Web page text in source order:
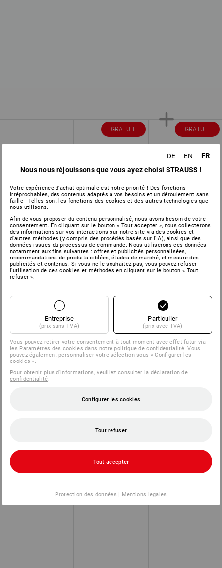
GRATUIT GRATUIT
DE EN FR
Nous nous réjouissons que vous ayez choisi STRAUSS !
Votre expérience d'achat optimale est notre priorité ! Des fonctions
irréprochables, des contenus adaptés à vos besoins et un déroulement sans
faille - Telles sont les fonctions des cookies et des autres technologies que
nous utilisons.
Afin de vous proposer du contenu personnalisé, nous avons besoin de votre
consentement. En cliquant sur le bouton « Tout accepter », nous collecterons
des informations sur vos interactions sur notre site via des cookies et
d'autres méthodes (y compris des procédés basés sur l'IA), ainsi que des
données issues du processus de commande. Nous utiliserons ces données
notamment aux fins suivantes : offres et publicités personnalisées,
recommandations de produits ciblées, études de marché, et mesure des
publicités et contenus. Si vous ne le souhaitez pas, vous pouvez refuser
l'utilisation de ces cookies et méthodes en cliquant sur le bouton « Tout
refuser ».
Entreprise
(prix sans TVA)
Particulier
(prix avec TVA)
Vous pouvez retirer votre consentement à tout moment avec effet futur via
les Paramètres des cookies dans notre politique de confidentialité. Vous
pouvez également personnaliser votre sélection sous « Configurer les
cookies ».
Pour obtenir plus d'informations, veuillez consulter la déclaration de
confidentialité.
Configurer les cookies
Tout refuser
Tout accepter
Protection des données | Mentions legales